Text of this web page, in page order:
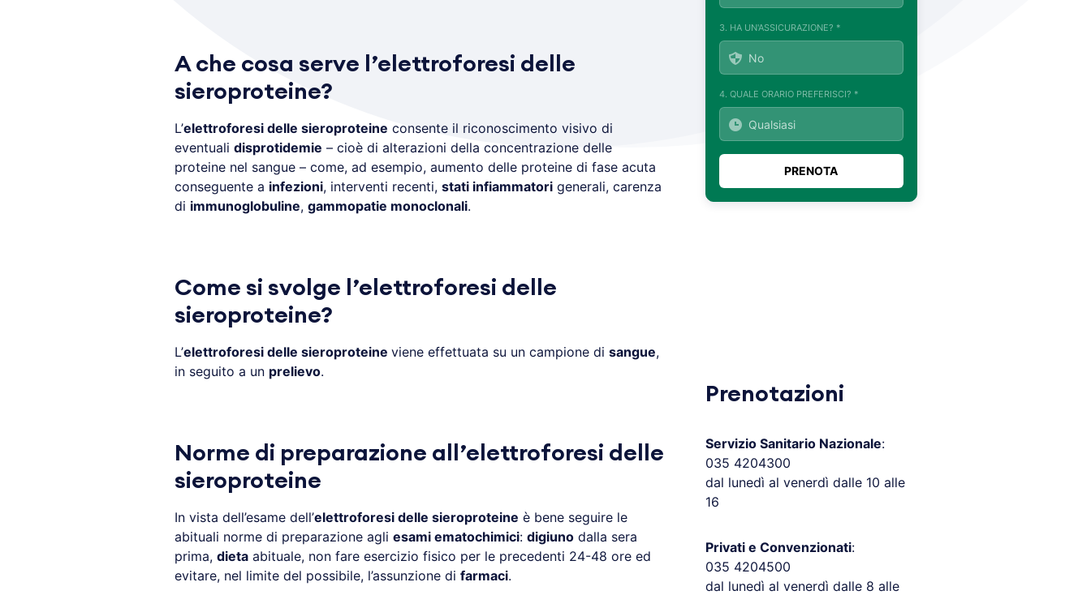
A che cosa serve l’elettroforesi delle
sieroproteine?
L’elettroforesi delle sieroproteine consente il riconoscimento visivo di
eventuali disprotidemie – cioè di alterazioni della concentrazione delle
proteine nel sangue – come, ad esempio, aumento delle proteine di fase acuta
conseguente a infezioni, interventi recenti, stati infiammatorigenerali, carenza
di immunoglobuline, gammopatie monoclonali.
Come si svolge l’elettroforesi delle
sieroproteine?
L’elettroforesi delle sieroproteine viene effettuata su un campione di sangue,
in seguito a un prelievo.
Norme di preparazione all’elettroforesi delle
sieroproteine
In vista dell’esame dell’elettroforesi delle sieroproteine è bene seguire le
abituali norme di preparazione agli esami ematochimici: digiunodalla sera
prima, dietaabituale, non fare esercizio fisico per le precedenti 24-48 ore ed
evitare, nel limite del possibile, l’assunzione di farmaci.
3. HA UN'ASSICURAZIONE? *
4. QUALE ORARIO PREFERISCI? *
Prenotazioni
Servizio Sanitario Nazionale:
035 4204300
dal lunedì al venerdì dalle 10 alle
16
Privati e Convenzionati:
035 4204500
dal lunedì al venerdì dalle 8 alle